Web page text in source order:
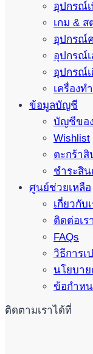
อุปกรณ์
เกม &
อุปกรณ์
อุปกรณ์
อุปกรณ์
เครื่อง
ข้อมูลบัญชี
บัญชีขอ
Wishlist
ตะกร้าสิ
ชำระสิน
ศูนย์ช่วยเหลือ
เกี่ยวกับ
ติดต่อเรา
FAQs
วิธีการเ
นโยบา
ข้อกำหน
ติดตามเราได้ที่